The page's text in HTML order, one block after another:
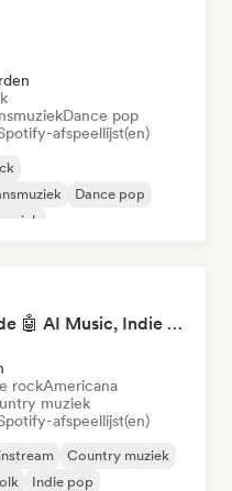
Dance pop
afspeellijst(en)
Dance pop
Pop Machine Mode 🤖 AI Music, Indie Pop & Dream Pop
rockAmericana
muziek
afspeellijst(en)
Country muziek
Indie pop